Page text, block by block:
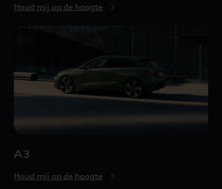
Houd mij op de hoogte
A3
Houd mij op de hoogte